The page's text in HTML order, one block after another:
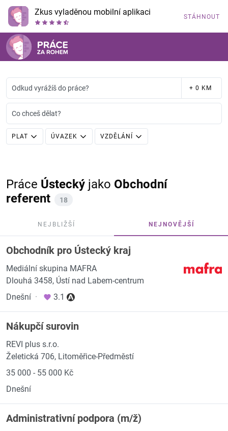
Zkus vyladěnou mobilní aplikaci STÁHNOUT
Odkud vyrážíš do práce? + 0 KM
Co chceš dělat?
PLAT ÚVAZEK VZDĚLÁNÍ
Práce Ústecký jako Obchodní
referent
18
NEJBLIŽŠÍ NEJNOVĚJŠÍ
Obchodník pro Ústecký kraj
Mediální skupina MAFRA
Dlouhá 3458, Ústí nad Labem-centrum
Dnešní · 3.1
Nákupčí surovin
REVI plus s.r.o.
Želetická 706, Litoměřice-Předměstí
35 000 - 55 000 Kč
Dnešní
Administrativní podpora (m/ž)